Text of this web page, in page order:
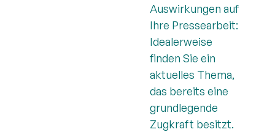
Auswirkungen auf
Ihre Pressearbeit:
Idealerweise
finden Sie ein
aktuelles Thema,
das bereits eine
grundlegende
Zugkraft besitzt.